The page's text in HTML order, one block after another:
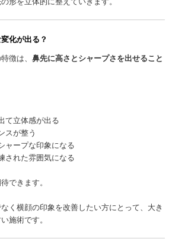
化が出る？
徴は、鼻先に高さとシャープさを出せること
て立体感が出る
スが整う
ャープな印象になる
された雰囲気になる
できます。
く横顔の印象を改善したい方にとって、大き
施術です。